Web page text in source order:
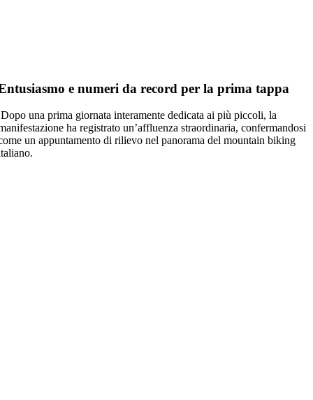
e numeri da record per la prima tappa
una prima giornata interamente dedicata ai più piccoli, la
ha registrato un’affluenza straordinaria, confermandosi
un appuntamento di rilievo nel panorama delmountain biking
.